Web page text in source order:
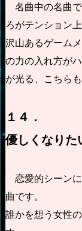
名曲中の名曲
ろがテンション上
沢山あるゲーム
の力の入れ方が
が光る、こちらも
１４．
優しくなりた
恋愛的シーン
曲です。
誰かを想う女性